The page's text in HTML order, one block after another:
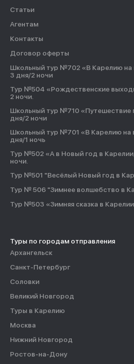
Статьи
Агентам
Контакты
Договор оферты
Школьный тур №702 «В Карелию на
3 дня/2 ночи
Тур №504 «Рождественские
2 ночи.
Школьный тур №710 «Путешествие
дня/2 ночи
Школьный тур №701 «В Карелию на
дня/1 ночь
Тур №502 «А в Новый год в
ночи.
Тур №501 "Весёлый Новый год в
Тур № 506 "Зимнее волшебство в
Тур №503 «Зимняя сказка в
Туры по городам отправления
Архангельск
Санкт-Петербург
Соловки
Великий Новгород
Туры в Карелию
Москва
Нижний Новгород
Ростов-на-Дону